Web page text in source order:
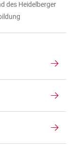
des Heidelberger